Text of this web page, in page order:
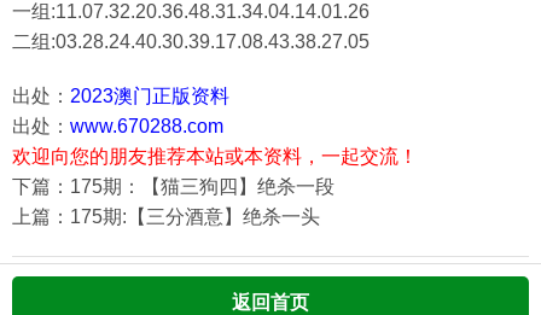
一组:11.07.32.20.36.48.31.34.04.14.01.26
二组:03.28.24.40.30.39.17.08.43.38.27.05
出处： 2023澳门正版资料
出处： www.670288.com
欢迎向您的朋友推荐本站或本资料，一起交流！
下篇：175期：【猫三狗四】绝杀一段
上篇：175期:【三分酒意】绝杀一头
返回首页